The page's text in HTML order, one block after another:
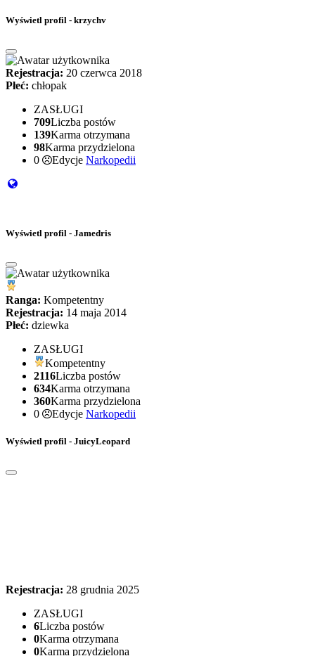
Wyświetl profil - krzychv
Rejestracja: 20 czerwca 2018
Płeć: chłopak
ZASŁUGI
709Liczba postów
139Karma otrzymana
98Karma przydzielona
0
Edycje Narkopedii
Wyświetl profil - Jamedris
Ranga: Kompetentny
Rejestracja: 14 maja 2014
Płeć: dziewka
ZASŁUGI
Kompetentny
2116Liczba postów
634Karma otrzymana
360Karma przydzielona
0
Edycje Narkopedii
Wyświetl profil - JuicyLeopard
Rejestracja: 28 grudnia 2025
ZASŁUGI
6Liczba postów
0Karma otrzymana
0Karma przydzielona